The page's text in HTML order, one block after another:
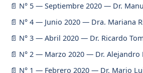
N° 5 — Septiembre 2020 — Dr.
N° 4 — Junio 2020 — Dra. Mariana
N° 3 — Abril 2020 — Dr. Ricardo
N° 2 — Marzo 2020 — Dr. Alejandro
N° 1 — Febrero 2020 — Dr. Mario